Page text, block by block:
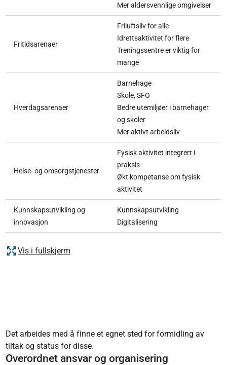
Mer aldersvennlige omgivelser
Fritidsarenaer
Friluftsliv for alle
Idrettsaktivitet for flere
Treningssentre er viktig for
mange
Hverdagsarenaer
Barnehage
Skole, SFO
Bedre utemiljøer i barnehager
og skoler
Mer aktivt arbeidsliv
Helse- og omsorgstjenester
Fysisk aktivitet integrert i
praksis
Økt kompetanse om fysisk
aktivitet
Kunnskapsutvikling og
innovasjon
Kunnskapsutvikling
Digitalisering
Vis i fullskjerm
Det arbeides med å finne et egnet sted for formidling av
tiltak og status for disse.
Overordnet ansvar og organisering